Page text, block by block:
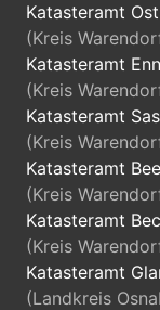
Katasteramt
(Kreis
Katasteramt
(Kreis
Katasteramt
(Kreis
Katasteramt
(Kreis
Katasteramt
(Kreis
Katasteramt
(Landkreis